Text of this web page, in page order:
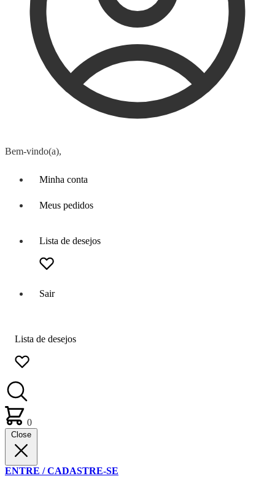
Bem-vindo(a),
Minha conta
Meus pedidos
Lista de desejos
Sair
Lista de desejos
0
Close
ENTRE / CADASTRE-SE